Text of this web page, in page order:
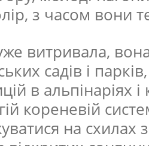
з часом вони
витривала,
садів і
в альпінаріях і
кореневій
на схилах